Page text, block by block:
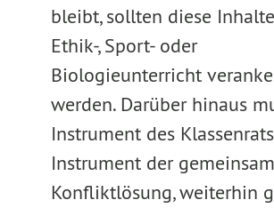
bleibt, sollten diese
Ethik-, Sport- oder
Biologieunterricht
werden. Darüber hinaus
Instrument des
Instrument der
Konfliktlösung, weiterhin